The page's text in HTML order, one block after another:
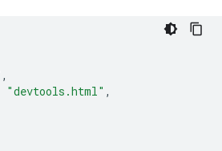
,
"devtools.html" ,